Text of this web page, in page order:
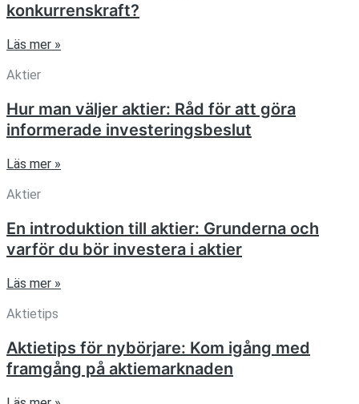
konkurrenskraft?
Läs mer »
Aktier
Hur man väljer aktier: Råd för att göra
informerade investeringsbeslut
Läs mer »
Aktier
En introduktion till aktier: Grunderna och
varför du bör investera i aktier
Läs mer »
Aktietips
Aktietips för nybörjare: Kom igång med
framgång på aktiemarknaden